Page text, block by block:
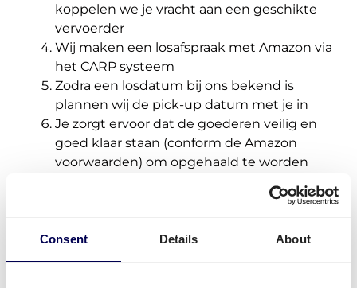
Consent Details About
koppelen we je vracht aan een geschikte
vervoerder
Wij maken een losafspraak met Amazon via
het CARP systeem
Zodra een losdatum bij ons bekend is
plannen wij de pick-up datum met je in
Je zorgt ervoor dat de goederen veilig en
goed klaar staan (conform de Amazon
voorwaarden) om opgehaald te worden
brengt de vracht naar bestemming
updates over de levering
Extra aandachtspunten